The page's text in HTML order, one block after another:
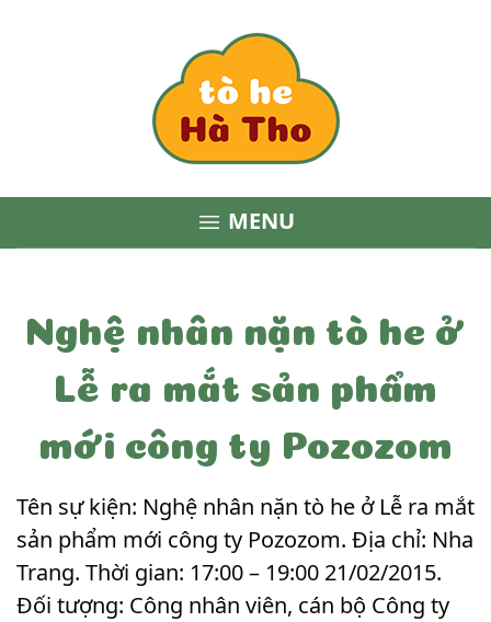
 MENU
Nghệ nhân nặn tò he ở
Lễ ra mắt sản phẩm
mới công ty Pozozom
Tên sự kiện: Nghệ nhân nặn tò he ở Lễ ra mắt
sản phẩm mới công ty Pozozom. Địa chỉ: Nha
Trang. Thời gian: 17:00 – 19:00 21/02/2015.
Đối tượng: Công nhân viên, cán bộ Công ty